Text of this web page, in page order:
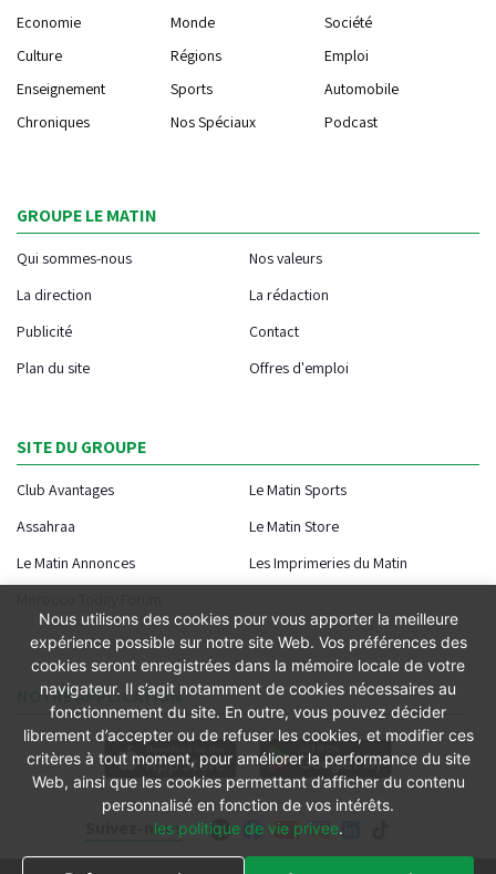
Suivez-nous
Economie
Monde
Société
Culture
Régions
Emploi
Enseignement
Sports
Automobile
Chroniques
Nos Spéciaux Podcast
GROUPE LE MATIN
Qui sommes-nous
Nos valeurs
La direction
La rédaction
Publicité
Contact
Plan du site
Offres d'emploi
SITE DU GROUPE
Club Avantages
Le Matin Sports
Assahraa
Le Matin Store
Le Matin Annonces
Les Imprimeries du Matin
NOTRE APPLICATION
Nous utilisons des cookies pour vous apporter la meilleure
expérience possible sur notre site Web. Vos préférences des
cookies seront enregistrées dans la mémoire locale de votre
navigateur. Il s’agit notamment de cookies nécessaires au
fonctionnement du site. En outre, vous pouvez décider
librement d’accepter ou de refuser les cookies, et modifier ces
critères à tout moment, pour améliorer la performance du site
Web, ainsi que les cookies permettant d’afficher du contenu
personnalisé en fonction de vos intérêts.
les politique de vie privee.